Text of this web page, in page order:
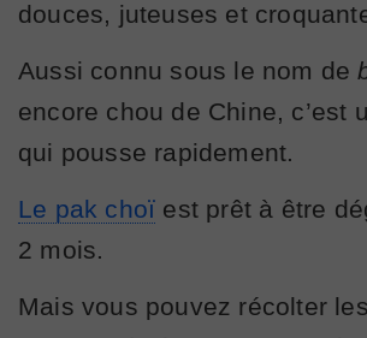
douces, juteuses et
Aussi connu sous le nom de
encore chou de Chine, c’est
qui pousse rapidement.
Le pak choï est prêt à être
2 mois.
Mais vous pouvez récolter